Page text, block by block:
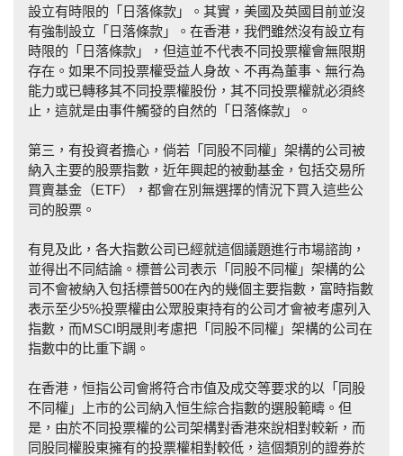
設立有時限的「日落條款」。其實，美國及英國目前並沒
有強制設立「日落條款」。在香港，我們雖然沒有設立有
時限的「日落條款」，但這並不代表不同投票權會無限期
存在。如果不同投票權受益人身故、不再為董事、無行為
能力或已轉移其不同投票權股份，其不同投票權就必須終
止，這就是由事件觸發的自然的「日落條款」。
第三，有投資者擔心，倘若「同股不同權」架構的公司被
納入主要的股票指數，近年興起的被動基金，包括交易所
買賣基金（ETF），都會在別無選擇的情況下買入這些公
司的股票。
有見及此，各大指數公司已經就這個議題進行市場諮詢，
並得出不同結論。標普公司表示「同股不同權」架構的公
司不會被納入包括標普500在內的幾個主要指數，富時指數
表示至少5%投票權由公眾股東持有的公司才會被考慮列入
指數，而MSCI明晟則考慮把「同股不同權」架構的公司在
指數中的比重下調。
在香港，恒指公司會將符合市值及成交等要求的以「同股
不同權」上市的公司納入恒生綜合指數的選股範疇。但
是，由於不同投票權的公司架構對香港來說相對較新，而
同股同權股東擁有的投票權相對較低，這個類別的證券於